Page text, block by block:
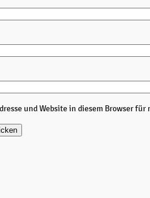
und Website in diesem Browser